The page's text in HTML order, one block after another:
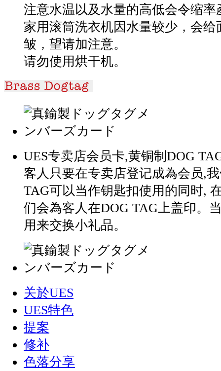
注意水温以及水量的高低会令缩率
家用滚筒洗衣机因水量较少，会
皱，望请加注意。
请勿使用烘干机。
UES专卖店会员卡,黄铜制DOG
客人只要在专卖店登记成為会员,
TAG可以当作钥匙扣使用的同时,
们会為客人在DOG TAG上盖印。
用来交换小礼品。
关於UES
UES特色
提案
修补
色落分享